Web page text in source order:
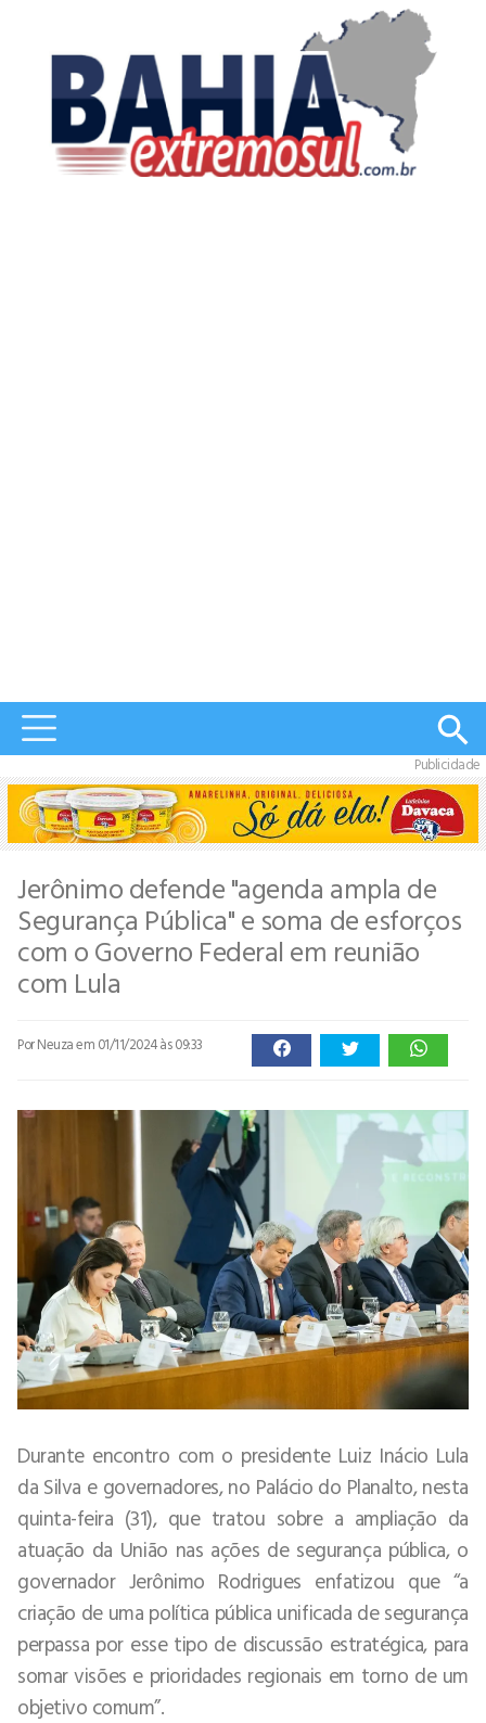
Publicidade
Jerônimo defende "agenda ampla de
Segurança Pública" e soma de esforços
com o Governo Federal em reunião
com Lula
Por Neuzaem 01/11/2024 às 09:33
Durante encontro com o presidente Luiz Inácio Lula
da Silva e governadores, no Palácio do Planalto, nesta
quinta-feira (31), que tratou sobre a ampliação da
atuação da União nas ações de segurança pública, o
governador Jerônimo Rodrigues enfatizou que “a
criação de uma política pública unificada de segurança
perpassa por esse tipo de discussão estratégica, para
somar visões e prioridades regionais em torno de um
objetivo comum”.